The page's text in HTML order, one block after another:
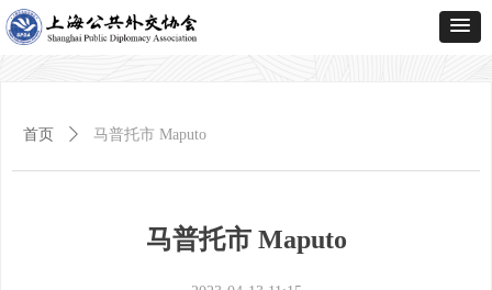
马普托市 Maputo
首页 ꄲ 马普托市 Maputo